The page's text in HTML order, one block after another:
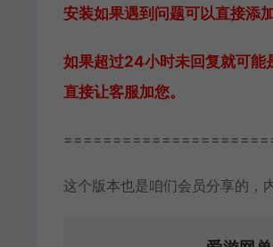
安装如果遇到问题可以直接添
如果超过24小时未回复就可能
直接让客服加您。
这个版本也是咱们会员分享的，